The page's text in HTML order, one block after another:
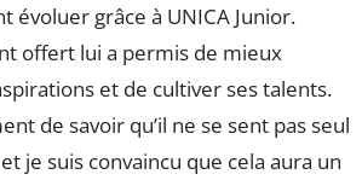
évoluer grâce à UNICA Junior.
offert lui a permis de mieux
et de cultiver ses talents.
de savoir qu’il ne se sent pas seul
je suis convaincu que cela aura un